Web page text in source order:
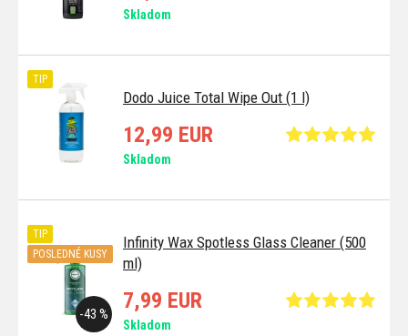
Skladom
Dodo Juice Total Wipe Out (1 l)
TIP
12,99 EUR
Skladom
Infinity Wax Spotless Glass Cleaner (500
ml)
-43 %
TIP
POSLEDNÉ KUSY
7,99 EUR
Skladom